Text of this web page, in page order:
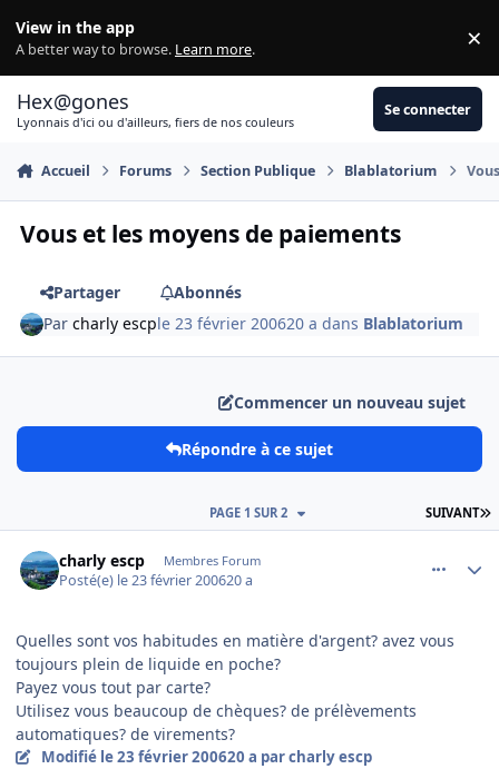
View in the app
A better way to browse. Learn more. ×
Hex@gones
Lyonnais d'ici ou d'ailleurs, fiers de nos couleurs
Se connecter
Accueil Forums Section Publique Blablatorium
Vous et les moyens de paiements
Partager
Abonnés
Parcharly escple 23 février 200620 a dans Blablatorium
Commencer un nouveau sujet
Répondre à ce sujet
SUIVANT
PAGE 1 SUR 2
charly escp Membres Forum
Posté(e) le 23 février 200620 a
Quelles sont vos habitudes en matière d'argent? avez vous
toujours plein de liquide en poche?
Payez vous tout par carte?
Utilisez vous beaucoup de chèques? de prélèvements
automatiques? de virements?
Modifié le 23 février 200620 a par charly escp